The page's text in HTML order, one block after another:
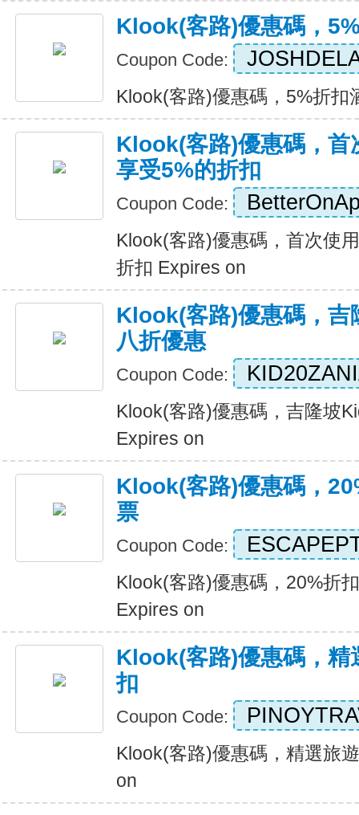
Klook(客路)優惠碼，
Coupon Code:
Klook(客路)優惠碼，5%折扣
Klook(客路)優惠碼，首
享受5%的折扣
Coupon Code:
Klook(客路)優惠碼，首次使
折扣 Expires on
Klook(客路)優惠碼，
八折優惠
Coupon Code:
Klook(客路)優惠碼，吉隆坡
Expires on
Klook(客路)優惠碼，
票
Coupon Code:
Klook(客路)優惠碼，20%折
Expires on
Klook(客路)優惠碼，精
扣
Coupon Code:
Klook(客路)優惠碼，精選旅
on